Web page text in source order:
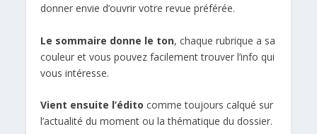
donner envie d’ouvrir votre revue préférée.
Le sommaire donne le ton, chaque rubrique a sa
couleur et vous pouvez facilement trouver l’info qui
vous intéresse.
Vient ensuite l’édito comme toujours calqué sur
l’actualité du moment ou la thématique du dossier.